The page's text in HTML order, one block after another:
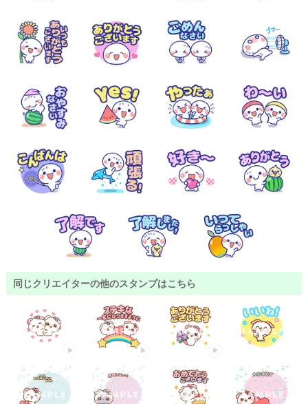
同じクリエイターの他のスタンプはこちら